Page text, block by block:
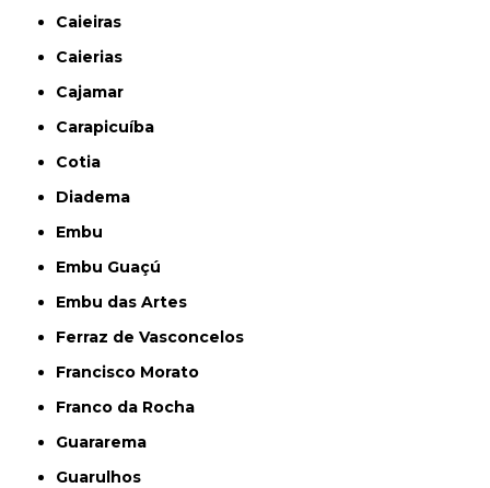
Caieiras
Caierias
Cajamar
Carapicuíba
Cotia
Diadema
Embu
Embu Guaçú
Embu das Artes
Ferraz de Vasconcelos
Francisco Morato
Franco da Rocha
Guararema
Guarulhos